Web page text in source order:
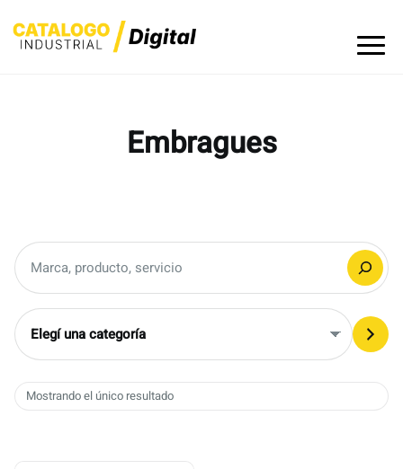
to
Embragues
Mostrando el único resultado
Elegí
una
categoría